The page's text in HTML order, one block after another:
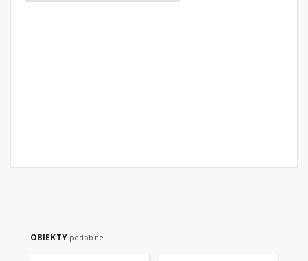
OBIEKTY podobne